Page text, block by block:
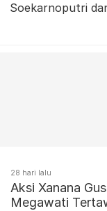
Soekarnoputri
28 hari lalu
Aksi Xanana
Megawati